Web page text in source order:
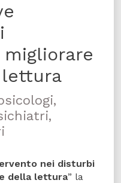
nei disturbi
della lettura” la